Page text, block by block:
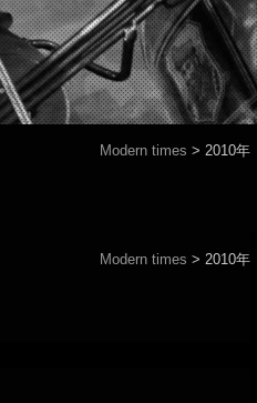
Modern times > 2010年
Modern times > 2010年